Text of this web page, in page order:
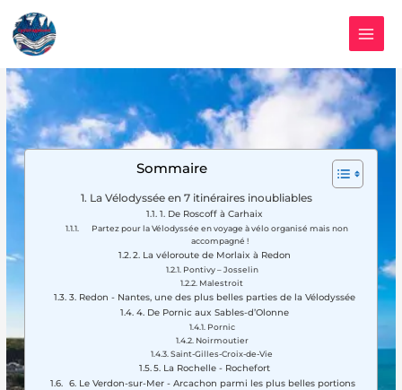
contenu
Sommaire
La Vélodyssée en 7 itinéraires inoubliables
1. De Roscoff à Carhaix
Partez pour la Vélodyssée en voyage à vélo organisé mais non
accompagné !
2. La véloroute de Morlaix à Redon
Pontivy – Josselin
Malestroit
3. Redon - Nantes, une des plus belles parties de la Vélodyssée
4. De Pornic aux Sables-d’Olonne
Pornic
Noirmoutier
Saint-Gilles-Croix-de-Vie
5. La Rochelle - Rochefort
6. Le Verdon-sur-Mer - Arcachon parmi les plus belles portions